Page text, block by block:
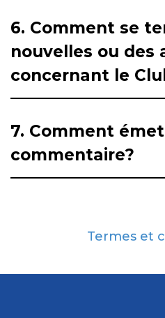
6. Comment se
nouvelles ou des
concernant le
7. Comment
commentaire?
Termes et